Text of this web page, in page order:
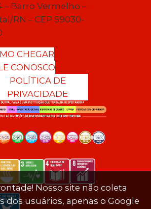
– Barro Vermelho –
RN – CEP 59030-
CHEGAR
CONOSCO
POLÍTICA DE
PRIVACIDADE
Nosso site não coleta
dos usuários, apenas o Google